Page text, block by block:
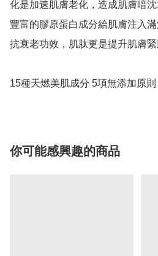
化是加速肌膚老化，造成肌膚暗
豐富的膠原蛋白成分給肌膚注入
抗衰老功效，肌肽更是提升肌膚
15種天燃美肌成分 5項無添加原則
你可能感興趣的商品